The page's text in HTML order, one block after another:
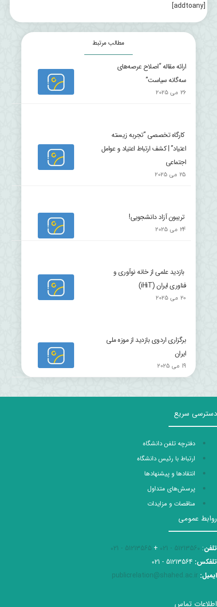
[addtoany]
مطالب مرتبط
ارائه مقاله “اصلاح عرصه‌های
سه‌گانه سیاست”
26 می 2025
کارگاه تخصصی “تجربه زیسته
اعتیاد” | کشف ارتباط اعتیاد و عوامل
اجتماعی
25 می 2025
تریبون آزاد دانشجویی!
24 می 2025
بازدید علمی از خانه نوآوری و
فناوری ایران (iHiT)
20 می 2025
برگزاری اردوی بازدید از موزه ملی
ایران
19 می 2025
دسترسی سریع
دفترچه تلفن دانشگاه
ارتباط با رئیس دانشگاه
انتقادها و پیشنهادها
پرسش‌های متداول
مناقصات و مزایدات
روابط عمومی
تلفن:
51213560 - 021
+
51213565 - 021
تلفکس:
ایمیل: publicrelation@shahed.ac.ir
اطلاعات تماس